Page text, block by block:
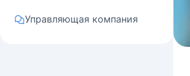
Управляющая компания